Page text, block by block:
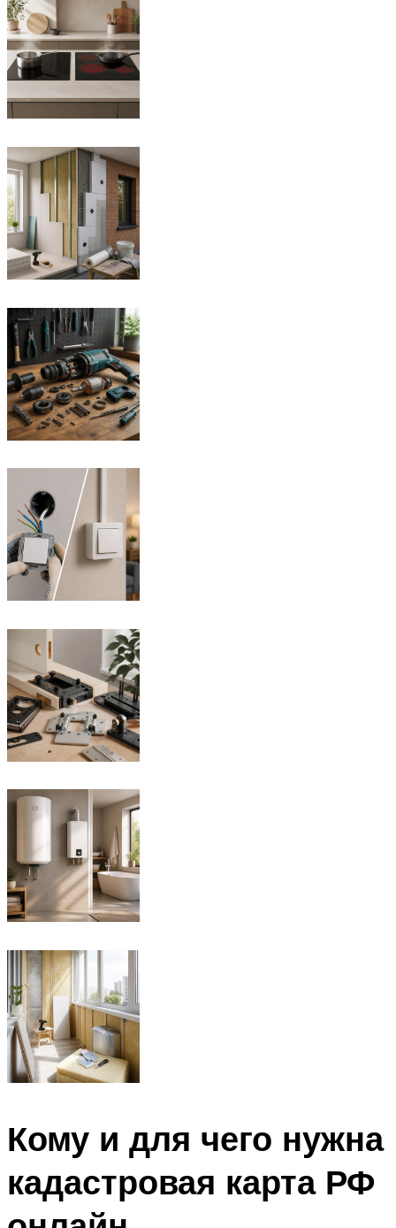
Кому и для чего нужна
кадастровая карта РФ